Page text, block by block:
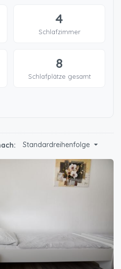
4
Schlafzimmer
8
Schlafplätze gesamt
Standardreihenfolge